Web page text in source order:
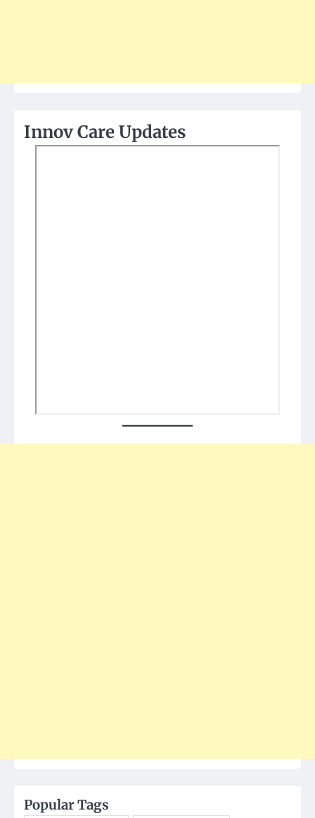
Innov Care Updates
Popular Tags